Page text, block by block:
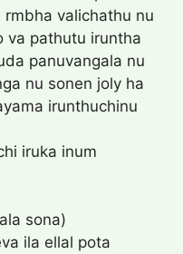
valichathu nu
va pathutu iruntha
panuvangala nu
nu sonen joly ha
irunthuchinu
iruka inum
sona)
ila ellal pota